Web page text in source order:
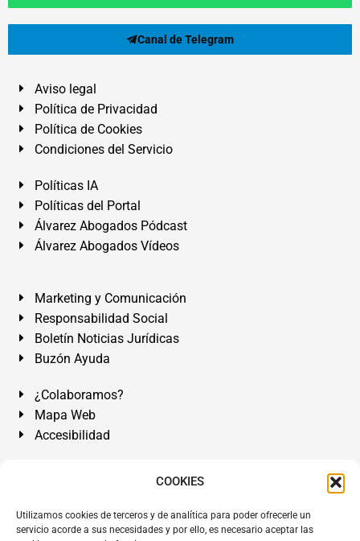
COOKIES
Utilizamos cookies de terceros y de analítica para poder ofrecerle un
servicio acorde a sus necesidades y por ello, es necesario aceptar las
Canal de Telegram
Aviso legal
Política de Privacidad
Política de Cookies
Condiciones del Servicio
Políticas IA
Políticas del Portal
Álvarez Abogados Pódcast
Álvarez Abogados Vídeos
Marketing y Comunicación
Responsabilidad Social
Boletín Noticias Jurídicas
Buzón Ayuda
¿Colaboramos?
Mapa Web
Accesibilidad
Álvarez Abogados Tenerife:Calle Teobaldo Power Nº 7,
de Tenerife. Islas Canarias.